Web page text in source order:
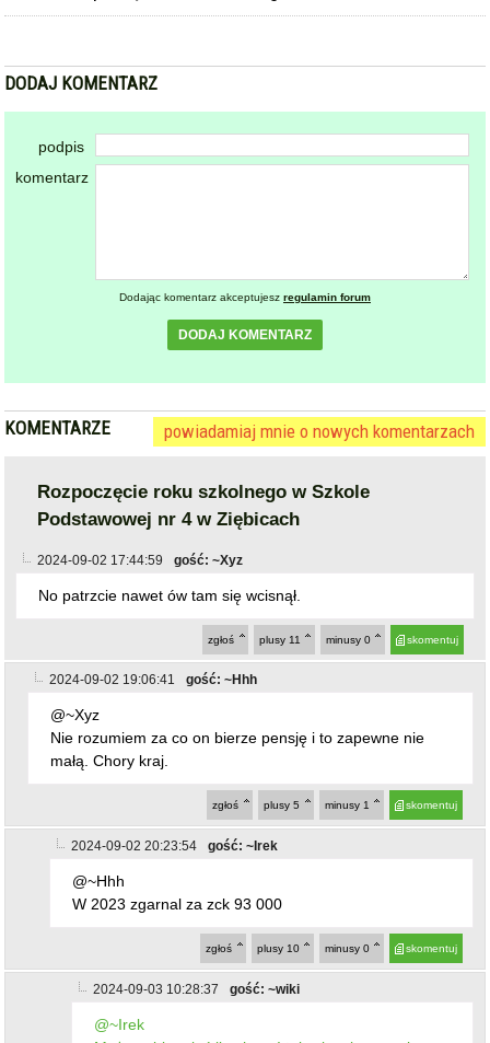
DODAJ KOMENTARZ
podpis
komentarz
Dodając komentarz akceptujesz regulamin forum
DODAJ KOMENTARZ
KOMENTARZE powiadamiaj mnie o nowych komentarzach
Rozpoczęcie roku szkolnego w Szkole
Podstawowej nr 4 w Ziębicach
2024-09-02 17:44:59 gość: ~Xyz
No patrzcie nawet ów tam się wcisnął.
skomentuj
minusy 0
plusy 11
zgłoś
2024-09-02 19:06:41 gość: ~Hhh
@~Xyz
Nie rozumiem za co on bierze pensję i to zapewne nie
małą. Chory kraj.
skomentuj
minusy 1
plusy 5
zgłoś
2024-09-02 20:23:54 gość: ~Irek
@~Hhh
W 2023 zgarnal za zck 93 000
skomentuj
minusy 0
plusy 10
zgłoś
2024-09-03 10:28:37 gość: ~wiki
@~Irek